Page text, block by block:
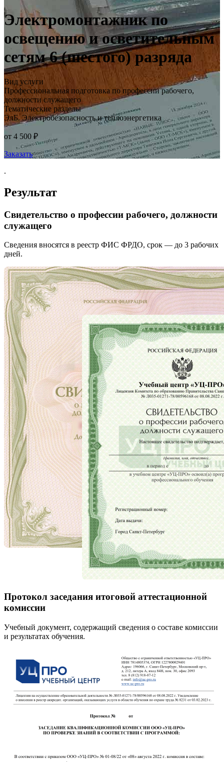
Электромонтажник по
освещению и осветительным
сетям 6 (шестого) разряда
Вид услуги
Профессиональная подготовка по профессии рабочего,
должности служащего
Тематические разделы
ЭлБ. Электробезопасность и теплоэнергетика
от 4 500 ₽
Заказать
.
Результат
Свидетельство о профессии рабочего, должности
служащего
Сведения вносятся в реестр ФИС ФРДО, срок — до 3 рабочих
дней.
Протокол заседания итоговой аттестационной
комиссии
Учебный документ, содержащий сведения о составе комиссии
и результатах обучения.